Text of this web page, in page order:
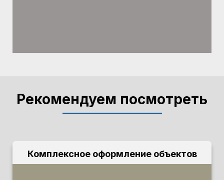
Рекомендуем посмотреть
Комплексное оформление объектов